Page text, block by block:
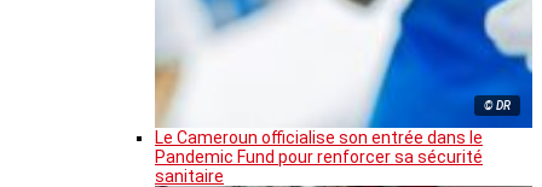
© DR
Le Cameroun officialise son entrée dans le
Pandemic Fund pour renforcer sa sécurité
sanitaire